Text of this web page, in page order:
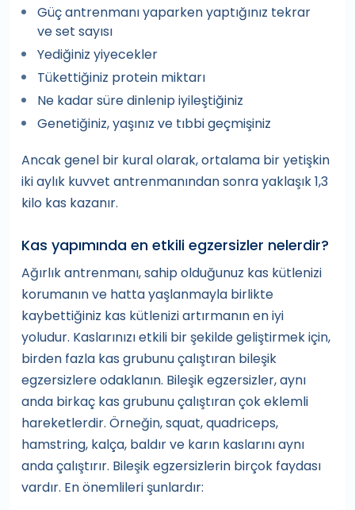
Güç antrenmanı yaparken yaptığınız tekrar
ve set sayısı
Yediğiniz yiyecekler
Tükettiğiniz protein miktarı
Ne kadar süre dinlenip iyileştiğiniz
Genetiğiniz, yaşınız ve tıbbi geçmişiniz
Ancak genel bir kural olarak, ortalama bir yetişkin
iki aylık kuvvet antrenmanından sonra yaklaşık 1,3
kilo kas kazanır.
Kas yapımında en etkili egzersizler nelerdir?
Ağırlık antrenmanı, sahip olduğunuz kas kütlenizi
korumanın ve hatta yaşlanmayla birlikte
kaybettiğiniz kas kütlenizi artırmanın en iyi
yoludur. Kaslarınızı etkili bir şekilde geliştirmek için,
birden fazla kas grubunu çalıştıran bileşik
egzersizlere odaklanın. Bileşik egzersizler, aynı
anda birkaç kas grubunu çalıştıran çok eklemli
hareketlerdir. Örneğin, squat, quadriceps,
hamstring, kalça, baldır ve karın kaslarını aynı
anda çalıştırır. Bileşik egzersizlerin birçok faydası
vardır. En önemlileri şunlardır: